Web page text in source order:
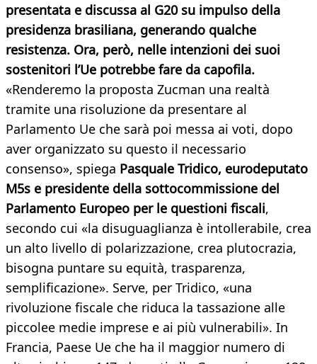
presentata e discussa al G20 su impulso della
presidenza brasiliana, generando qualche
resistenza. Ora, però, nelle intenzioni dei suoi
sostenitori l’Ue potrebbe fare da capofila.
«Renderemo la proposta Zucman una realtà
tramite una risoluzione da presentare al
Parlamento Ue che sarà poi messa ai voti, dopo
aver organizzato su questo il necessario
consenso», spiega Pasquale Tridico, eurodeputato
M5s e presidente della sottocommissione del
Parlamento Europeo per le questioni fiscali,
secondo cui «la disuguaglianza è intollerabile, crea
un alto livello di polarizzazione, crea plutocrazia,
bisogna puntare su equità, trasparenza,
semplificazione». Serve, per Tridico, «una
rivoluzione fiscale che riduca la tassazione alle
piccolee medie imprese e ai più vulnerabili». In
Francia, Paese Ue che ha il maggior numero di